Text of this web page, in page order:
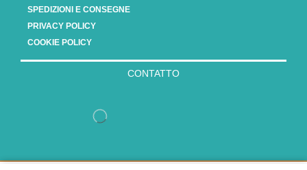
SPEDIZIONI E CONSEGNE
PRIVACY POLICY
COOKIE POLICY
CONTATTO